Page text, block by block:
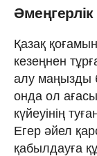
Қазақ
кезеңнен
алу маңызды
онда ол
күйеуінің
Егер әйел
қабылдауға